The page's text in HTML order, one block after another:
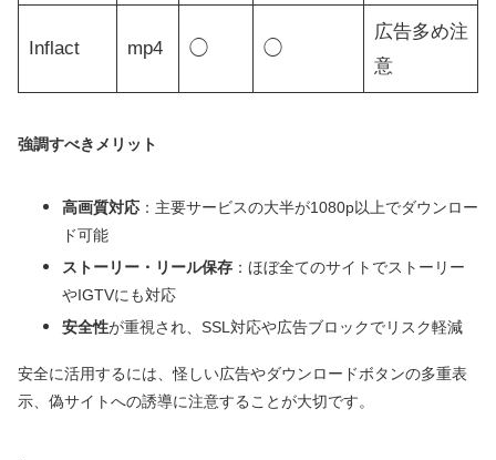
Inflact mp4 ◯ ◯
広告多め注
意
強調すべきメリット
高画質対応 ：主要サービスの大半が1080p以上でダウンロー
ド可能
ストーリー・リール保存 ：ほぼ全てのサイトでストーリー
やIGTVにも対応
安全性が重視され、SSL対応や広告ブロックでリスク軽減
安全に活用するには、怪しい広告やダウンロードボタンの多重表
示、偽サイトへの誘導に注意することが大切です。